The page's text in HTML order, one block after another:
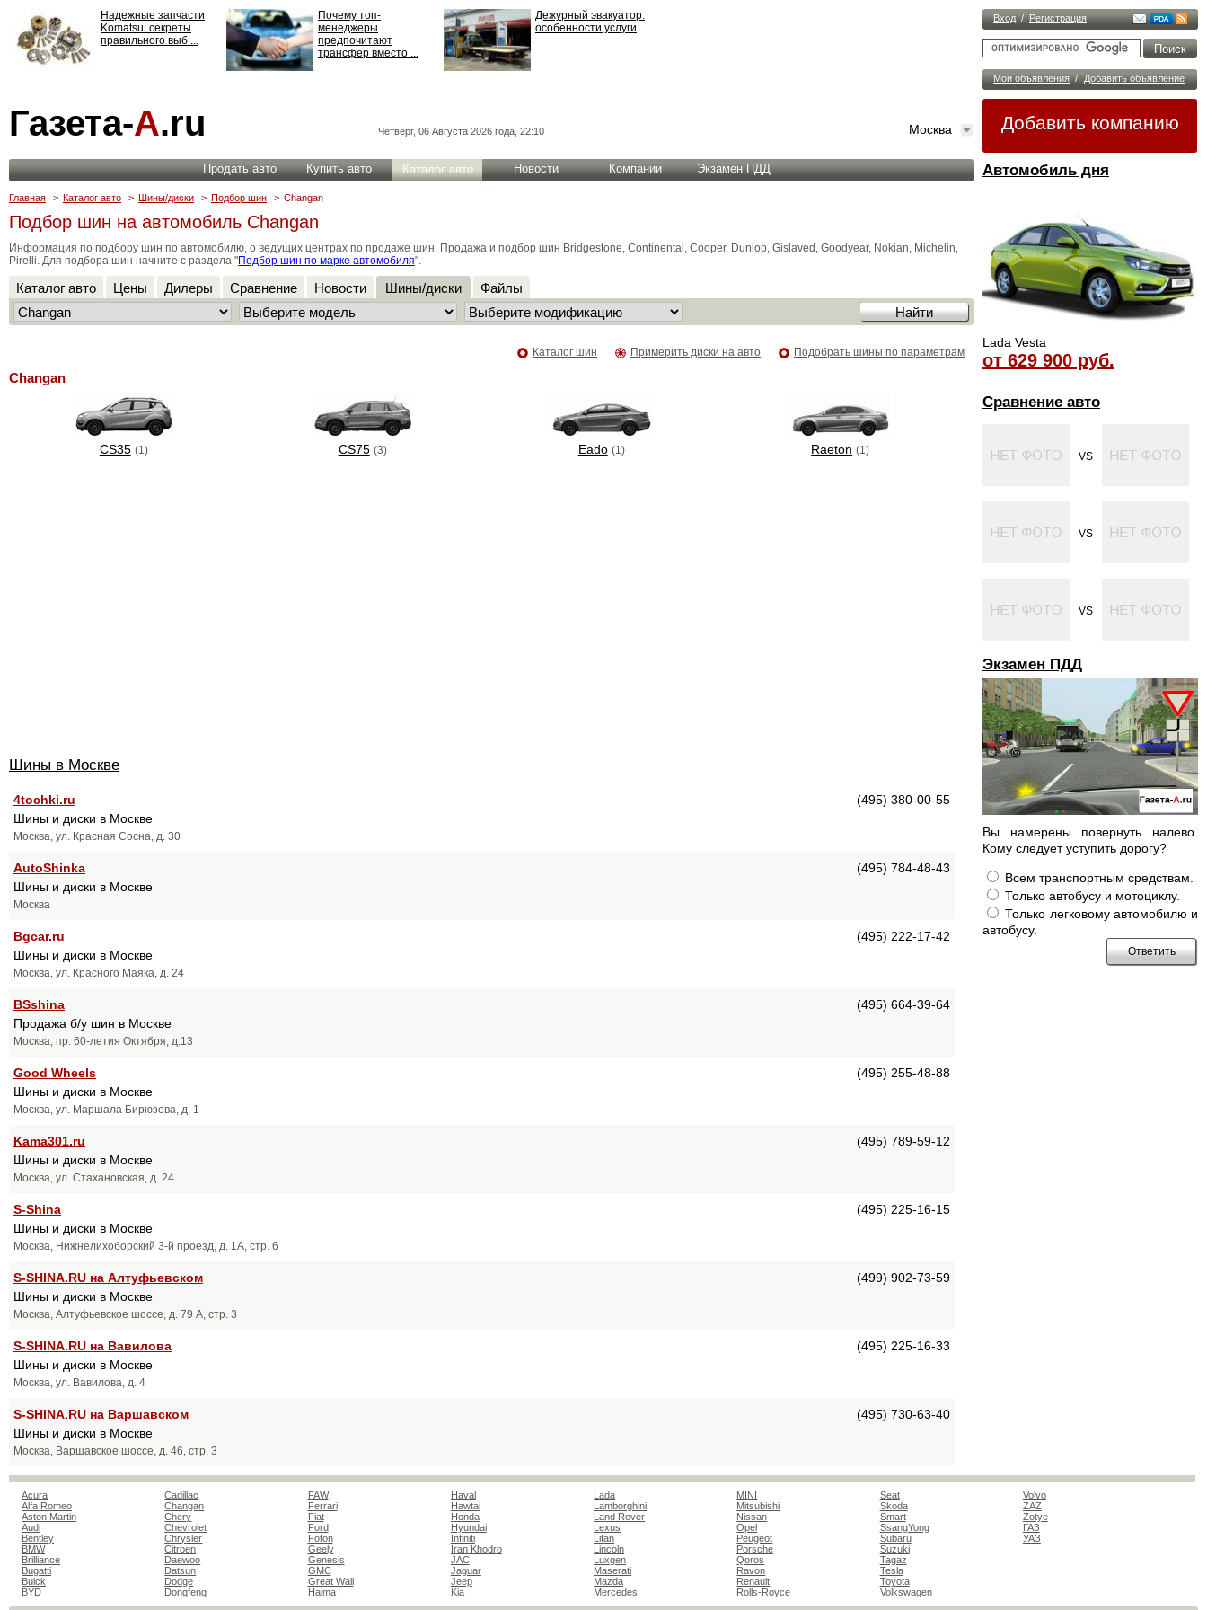
Вход / Регистрация
Мои объявления / Добавить объявление
Добавить компанию
Автомобиль дня
Lada Vesta
от 629 900 руб.
Сравнение авто
VS
VS
VS
Экзамен ПДД
Вы намерены повернуть налево.
Кому следует уступить дорогу?
Всем транспортным средствам.
Только автобусу и мотоциклу.
Только легковому автомобилю и
автобусу.
Надежные запчасти
Komatsu: секреты
правильного выб ...
Почему топ-
менеджеры
предпочитают
трансфер вместо ...
Дежурный эвакуатор:
особенности услуги
ответственности: все,
что нужно знать ...
Газета-А.ru Четверг, 06 Августа 2026 года, 22:10 Москва
Продать авто Купить авто Каталог авто Новости Компании Экзамен ПДД
Главная > Каталог авто > Шины/диски > Подбор шин > Changan
Подбор шин на автомобиль Changan
Информация по подбору шин по автомобилю, о ведущих центрах по продаже шин. Продажа и подбор шин Bridgestone, Continental, Cooper, Dunlop, Gislaved, Goodyear, Nokian, Michelin,
Pirelli. Для подбора шин начните с раздела "Подбор шин по марке автомобиля".
Каталог авто Цены Дилеры Сравнение Новости Шины/диски Файлы
Подобрать шины по параметрам
Примерить диски на авто
Каталог шин
Changan
CS35 (1) CS75 (3) Eado (1) Raeton (1)
Шины в Москве
4tochki.ru
(495) 380-00-55
Шины и диски в Москве
Москва, ул. Красная Сосна, д. 30
AutoShinka
(495) 784-48-43
Шины и диски в Москве
Москва
Bgcar.ru
(495) 222-17-42
Шины и диски в Москве
Москва, ул. Красного Маяка, д. 24
BSshina
(495) 664-39-64
Продажа б/у шин в Москве
Москва, пр. 60-летия Октября, д.13
Good Wheels
(495) 255-48-88
Шины и диски в Москве
Москва, ул. Маршала Бирюзова, д. 1
Kama301.ru
(495) 789-59-12
Шины и диски в Москве
Москва, ул. Стахановская, д. 24
S-Shina
(495) 225-16-15
Шины и диски в Москве
Москва, Нижнелихоборский 3-й проезд, д. 1А, стр. 6
S-SHINA.RU на Алтуфьевском
(499) 902-73-59
Шины и диски в Москве
Москва, Алтуфьевское шоссе, д. 79 А, стр. 3
S-SHINA.RU на Вавилова
(495) 225-16-33
Шины и диски в Москве
Москва, ул. Вавилова, д. 4
S-SHINA.RU на Варшавском
(495) 730-63-40
Шины и диски в Москве
Москва, Варшавское шоссе, д. 46, стр. 3
Acura
Alfa Romeo
Aston Martin
Audi
Bentley
BMW
Brilliance
Bugatti
Buick
BYD
Cadillac
Changan
Chery
Chevrolet
Chrysler
Citroen
Daewoo
Datsun
Dodge
Dongfeng
FAW
Ferrari
Fiat
Ford
Foton
Geely
Genesis
GMC
Great Wall
Haima
Haval
Hawtai
Honda
Hyundai
Infiniti
Iran Khodro
JAC
Jaguar
Jeep
Kia
Lada
Lamborghini
Land Rover
Lexus
Lifan
Lincoln
Luxgen
Maserati
Mazda
Mercedes
MINI
Mitsubishi
Nissan
Opel
Peugeot
Porsche
Qoros
Ravon
Renault
Rolls-Royce
Seat
Skoda
Smart
SsangYong
Subaru
Suzuki
Tagaz
Tesla
Toyota
Volkswagen
Volvo
ZAZ
Zotye
ГАЗ
УАЗ